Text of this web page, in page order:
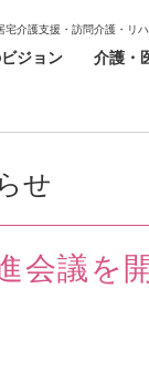
宅介護支援・訪問介護・リ
ジョン 介護・
せ
会議を